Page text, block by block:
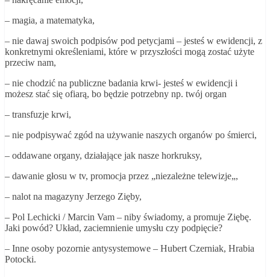
– magia, a matematyka,
– nie dawaj swoich podpisów pod petycjami – jesteś w ewidencji, z
konkretnymi określeniami, które w przyszłości mogą zostać użyte
przeciw nam,
– nie chodzić na publiczne badania krwi- jesteś w ewidencji i
możesz stać się ofiarą, bo będzie potrzebny np. twój organ
– transfuzje krwi,
– nie podpisywać zgód na używanie naszych organów po śmierci,
– oddawane organy, działające jak nasze horkruksy,
– dawanie głosu w tv, promocja przez „niezależne telewizje„,
– nalot na magazyny Jerzego Zięby,
– Pol Lechicki / Marcin Vam – niby świadomy, a promuje Ziębę.
Jaki powód? Układ, zaciemnienie umysłu czy podpięcie?
– Inne osoby pozornie antysystemowe – Hubert Czerniak, Hrabia
Potocki.